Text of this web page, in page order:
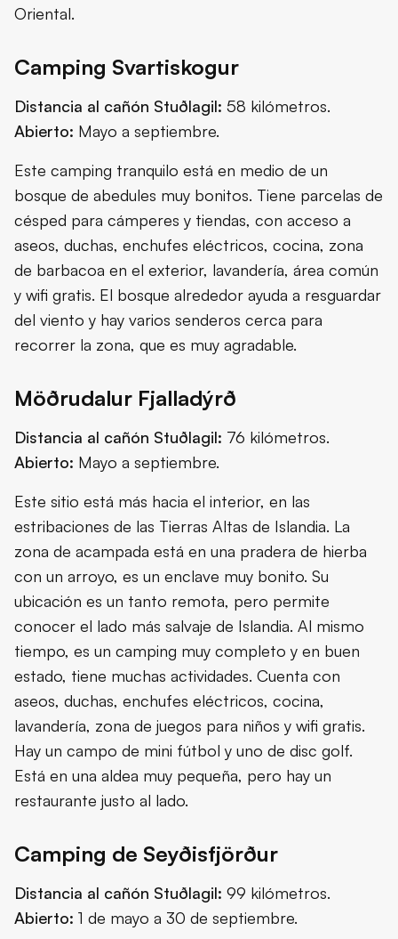
Oriental.
Camping Svartiskogur
Distancia al cañón Stuðlagil: 58 kilómetros.
Abierto: Mayo a septiembre.
Este camping tranquilo está en medio de un
bosque de abedules muy bonitos. Tiene parcelas de
césped para cámperes y tiendas, con acceso a
aseos, duchas, enchufes eléctricos, cocina, zona
de barbacoa en el exterior, lavandería, área común
y wifi gratis. El bosque alrededor ayuda a resguardar
del viento y hay varios senderos cerca para
recorrer la zona, que es muy agradable.
Möðrudalur Fjalladýrð
Distancia al cañón Stuðlagil: 76 kilómetros.
Abierto: Mayo a septiembre.
Este sitio está más hacia el interior, en las
estribaciones de las Tierras Altas de Islandia. La
zona de acampada está en una pradera de hierba
con un arroyo, es un enclave muy bonito. Su
ubicación es un tanto remota, pero permite
conocer el lado más salvaje de Islandia. Al mismo
tiempo, es un camping muy completo y en buen
estado, tiene muchas actividades. Cuenta con
aseos, duchas, enchufes eléctricos, cocina,
lavandería, zona de juegos para niños y wifi gratis.
Hay un campo de mini fútbol y uno de disc golf.
Está en una aldea muy pequeña, pero hay un
restaurante justo al lado.
Camping de Seyðisfjörður
Distancia al cañón Stuðlagil: 99 kilómetros.
Abierto: 1 de mayo a 30 de septiembre.